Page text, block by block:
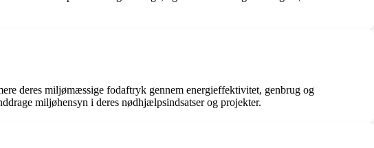
deres miljømæssige fodaftryk gennem energieffektivitet, genbrug og
miljøhensyn i deres nødhjælpsindsatser og projekter.